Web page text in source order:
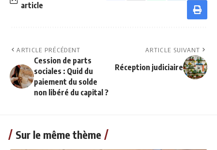
article
ARTICLE PRÉCÉDENT
Cession de parts
sociales : Quid du
paiement du solde
non libéré du capital ?
ARTICLE SUIVANT
Réception judiciaire
Sur le même thème